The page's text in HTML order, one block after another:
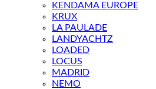
KENDAMA EUROPE
KRUX
LA PAULADE
LANDYACHTZ
LOADED
LOCUS
MADRID
NEMO